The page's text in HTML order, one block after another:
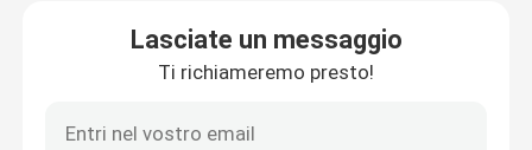
Lasciate un messaggio
Ti richiameremo presto!